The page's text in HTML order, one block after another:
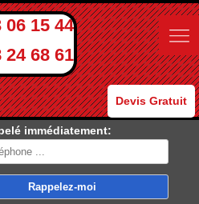
06 15 44
24 68 61
Devis Gratuit
immédiatement: